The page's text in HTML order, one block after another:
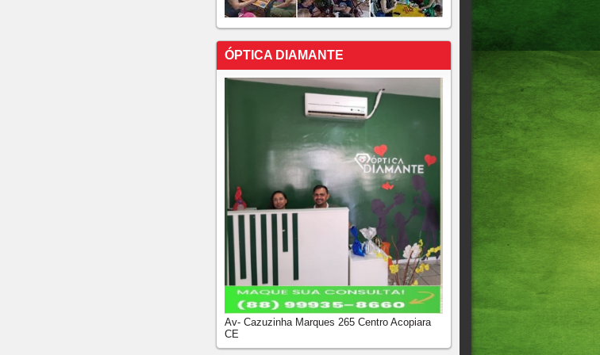
ÓPTICA DIAMANTE
Av- Cazuzinha Marques 265 Centro Acopiara
CE